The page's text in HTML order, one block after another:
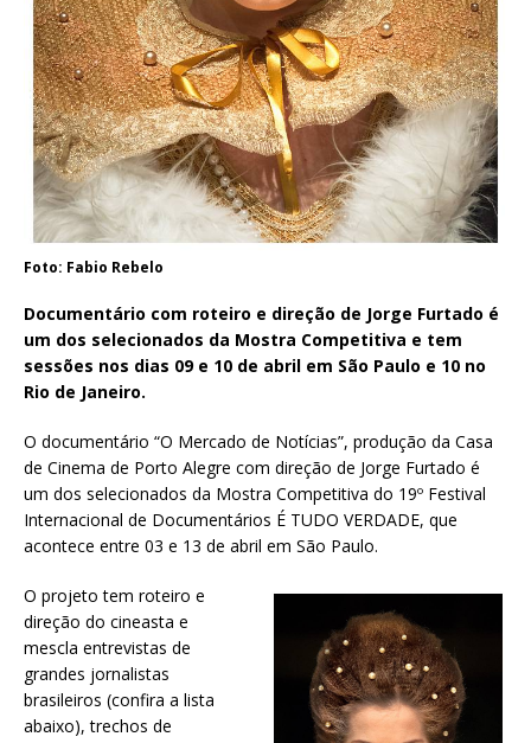
Foto: Fabio Rebelo
Documentário com roteiro e direção de Jorge Furtado é
um dos selecionados da Mostra Competitiva e tem
sessões nos dias 09 e 10 de abril em São Paulo e 10 no
Rio de Janeiro.
O documentário “O Mercado de Notícias”, produção da Casa
de Cinema de Porto Alegre com direção de Jorge Furtado é
um dos selecionados da Mostra Competitiva do 19º Festival
Internacional de Documentários É TUDO VERDADE, que
acontece entre 03 e 13 de abril em São Paulo.
O projeto tem roteiro e
direção do cineasta e
mescla entrevistas de
grandes jornalistas
brasileiros (confira a lista
abaixo), trechos de